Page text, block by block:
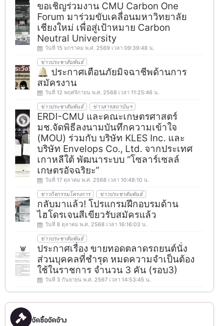
ขอเชิญร่วมงาน CMU Carbon One
Forum มาร่วมขับเคลื่อนมหาวิทยาลัย
เชียงใหม่ เพื่อสู่เป้าหมาย Carbon
Neutral University
วันที่ 15 มกราคม พ.ศ. 2569 เวลา 09:39:48 น.
ข่าวประชาสัมพันธ์
🔔 ประกาศเตือนภัยมิจฉาชีพด้านการ
สมัครงาน
วันที่ 12 พฤศจิกายน พ.ศ. 2568 เวลา 11:25:46 น.
ข่าวประชาสัมพันธ์ ข่าวสารสถาบันฯ
ERDI-CMU และคณะเกษตรศาสตร์
มช.จัดพิธีลงนามบันทึกความเข้าใจ
(MOU) ร่วมกับ บริษัท KLES Inc. และ
บริษัท Envelops Co., Ltd. จากประเทศ
เกาหลีใต้ พัฒนาระบบ “โซลาร์เซลล์
เกษตรอัจฉริยะ”
วันที่ 17 ตุลาคม พ.ศ. 2568 เวลา 10:48:10 น.
ข่าวกิจกรรมโครงการ ข่าวประชาสัมพันธ์
กลับมาแล้ว! โปรแกรมฝึกอบรมด้าน
ไฮโดรเจนสีเขียวรับสมัครแล้ว
วันที่ 8 ตุลาคม พ.ศ. 2568 เวลา 16:16:03 น.
ข่าวประชาสัมพันธ์
ประกาศเรื่อง ขายทอดตลาดรถยนต์นั่ง
ส่วนบุคคลที่ชำรุด หมดความจำเป็นต้อง
ใช้ในราชการ จำนวน 3 คัน (รอบ3)
วันที่ 3 กันยายน พ.ศ. 2567 เวลา 14:53:45 น.
จัดซื้อจัดจ้าง